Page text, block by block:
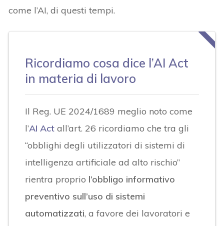
come l’AI, di questi tempi.
Ricordiamo cosa dice l’AI Act
in materia di lavoro
Il Reg. UE 2024/1689 meglio noto come
l’AI Act all’art. 26 ricordiamo che tra gli
“obblighi degli utilizzatori di sistemi di
intelligenza artificiale ad alto rischio”
rientra proprio l’obbligo informativo
preventivo sull’uso di sistemi
automatizzati, a favore dei lavoratori e